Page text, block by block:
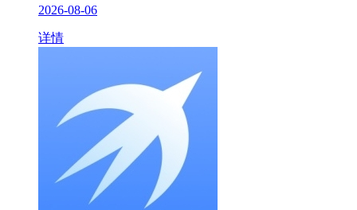
2026-08-06
详情